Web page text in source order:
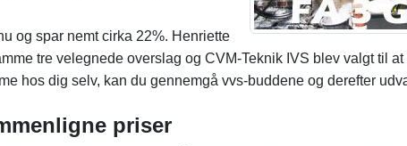
og spar nemt cirka 22%. Henriette
tre velegnede overslag og CVM-Teknik IVS blev valgt til
hos dig selv, kan du gennemgå vvs-buddene og derefter
priser